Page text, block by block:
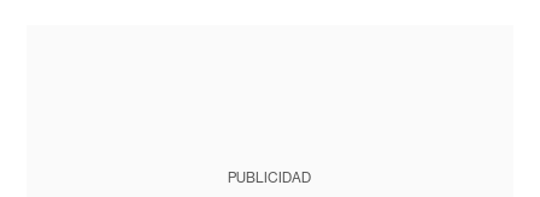
PUBLICIDAD